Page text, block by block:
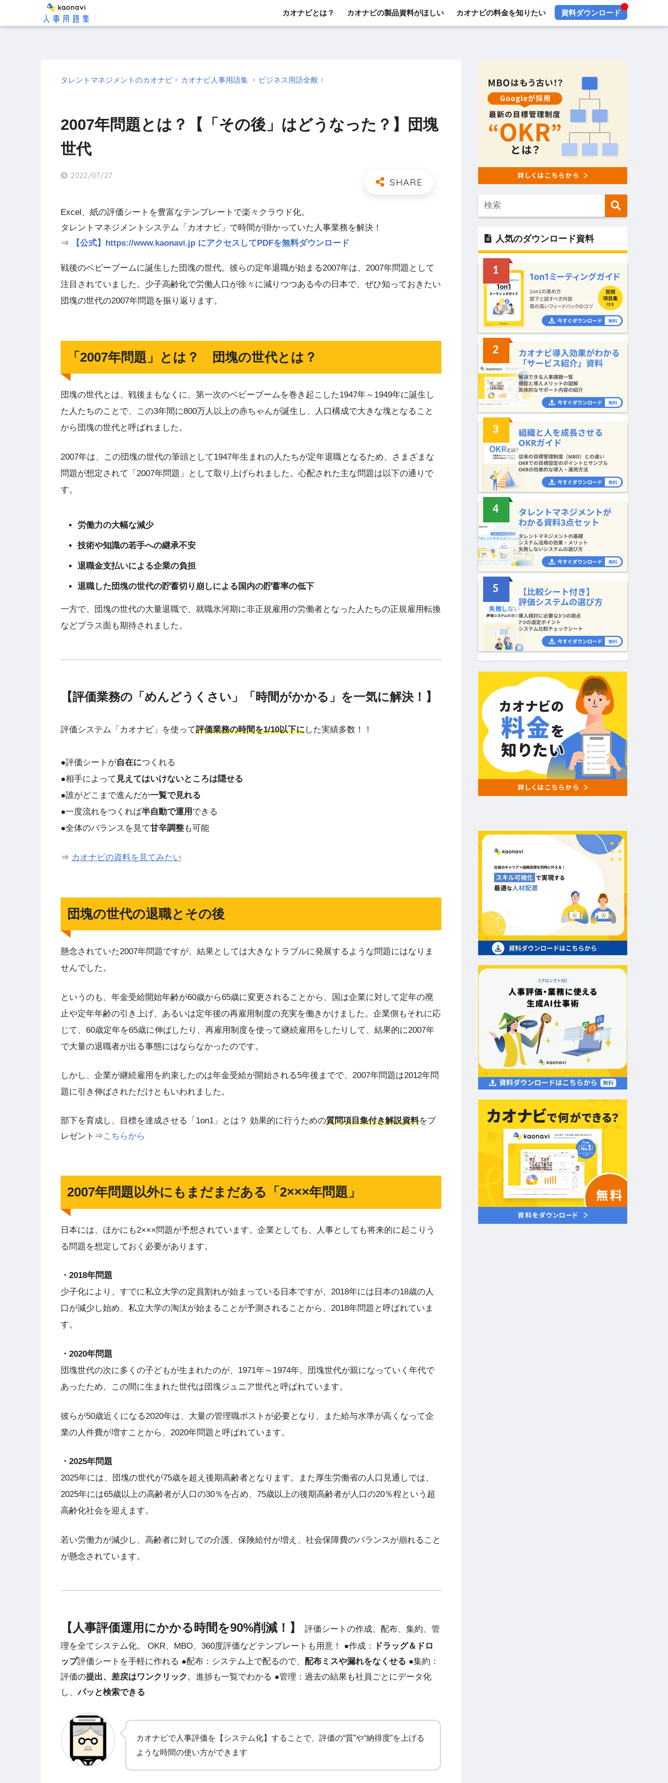
カオナビとは？ カオナビの製品資料がほしい カオナビの料金を知りたい 資料ダウンロード
タレントマネジメントのカオナビ カオナビ人事用語集 ビジネス用語全般
2007年問題とは？【「その後」はどうなった？】団塊
世代
2022/07/27
Excel、紙の評価シートを豊富なテンプレートで楽々クラウド化。
タレントマネジメントシステム「カオナビ」で時間が掛かっていた人事業務を解決！
⇒
【公式】https://www.kaonavi.jp にアクセスしてPDFを無料ダウンロード
戦後のベビーブームに誕生した団塊の世代。彼らの定年退職が始まる2007年は、2007年問題として
注目されていました。少子高齢化で労働人口が徐々に減りつつある今の日本で、ぜひ知っておきたい
団塊の世代の2007年問題を振り返ります。
「2007年問題」とは？ 団塊の世代とは？
団塊の世代とは、戦後まもなくに、第一次のベビーブームを巻き起こした1947年～1949年に誕生し
た人たちのことで、この3年間に800万人以上の赤ちゃんが誕生し、人口構成で大きな塊となること
から団塊の世代と呼ばれました。
2007年は、この団塊の世代の筆頭として1947年生まれの人たちが定年退職となるため、さまざまな
問題が想定されて「2007年問題」として取り上げられました。心配された主な問題は以下の通りで
す。
労働力の大幅な減少
技術や知識の若手への継承不安
退職金支払いによる企業の負担
退職した団塊の世代の貯蓄切り崩しによる国内の貯蓄率の低下
一方で、団塊の世代の大量退職で、就職氷河期に非正規雇用の労働者となった人たちの正規雇用転換
などプラス面も期待されました。
【評価業務の「めんどうくさい」「時間がかかる」を一気に解決！】
評価システム「カオナビ」を使って評価業務の時間を1/10以下にした実績多数！！
●評価シートが自在につくれる
●相手によって 見えてはいけないところは隠せる
●誰がどこまで進んだか一覧で見れる
●一度流れをつくれば半自動で運用 できる
●全体のバランスを見て甘辛調整も可能
⇒ カオナビの資料を見てみたい
団塊の世代の退職とその後
懸念されていた2007年問題ですが、結果としては大きなトラブルに発展するような問題にはなりま
せんでした。
というのも、年金受給開始年齢が60歳から65歳に変更されることから、国は企業に対して定年の廃
止や定年年齢の引き上げ、あるいは定年後の再雇用制度の充実を働きかけました。企業側もそれに応
じて、60歳定年を65歳に伸ばしたり、再雇用制度を使って継続雇用をしたりして、結果的に2007年
で大量の退職者が出る事態にはならなかったのです。
しかし、企業が継続雇用を約束したのは年金受給が開始される5年後までで、2007年問題は2012年問
題に引き伸ばされただけともいわれました。
部下を育成し、目標を達成させる「1on1」とは？ 効果的に行うための質問項目集付き解説資料をプ
レゼント⇒こちらから
2007年問題以外にもまだまだある「2×××年問題」
日本には、ほかにも2×××問題が予想されています。企業としても、人事としても将来的に起こりう
る問題を想定しておく必要があります。
・2018年問題
少子化により、すでに私立大学の定員割れが始まっている日本ですが、2018年には日本の18歳の人
口が減少し始め、私立大学の淘汰が始まることが予測されることから、2018年問題と呼ばれていま
す。
・2020年問題
団塊世代の次に多くの子どもが生まれたのが、1971年～1974年。団塊世代が親になっていく年代で
あったため、この間に生まれた世代は団塊ジュニア世代と呼ばれています。
彼らが50歳近くになる2020年は、大量の管理職ポストが必要となり、また給与水準が高くなって企
業の人件費が増すことから、2020年問題と呼ばれています。
・2025年問題
2025年には、団塊の世代が75歳を超え後期高齢者となります。また厚生労働省の人口見通しでは、
2025年には65歳以上の高齢者が人口の30％を占め、75歳以上の後期高齢者が人口の20％程という超
高齢化社会を迎えます。
若い労働力が減少し、高齢者に対しての介護、保険給付が増え、社会保障費のバランスが崩れること
が懸念されています。
【人事評価運用にかかる時間を90%削減！】
評価シートの作成、配布、集約、管
理を全てシステム化。 OKR、MBO、360度評価などテンプレートも用意！ ●作成：
ドラッグ＆ドロ
ップ評価シートを手軽に作れる ●配布：システム上で配るので、 配布ミスや漏れをなくせる ●集約：
評価の提出、差戻はワンクリック 。進捗も一覧でわかる ●管理：過去の結果も社員ごとにデータ化
し、パッと検索できる
カオナビで人事評価を【システム化】することで、評価の“質”や“納得度”を上げる
ような時間の使い方ができます
人気のダウンロード資料